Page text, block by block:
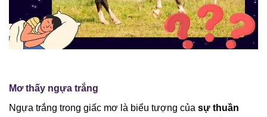
Mơ thấy ngựa trắng
Ngựa trắng trong giấc mơ là biểu tượng của sự thuần